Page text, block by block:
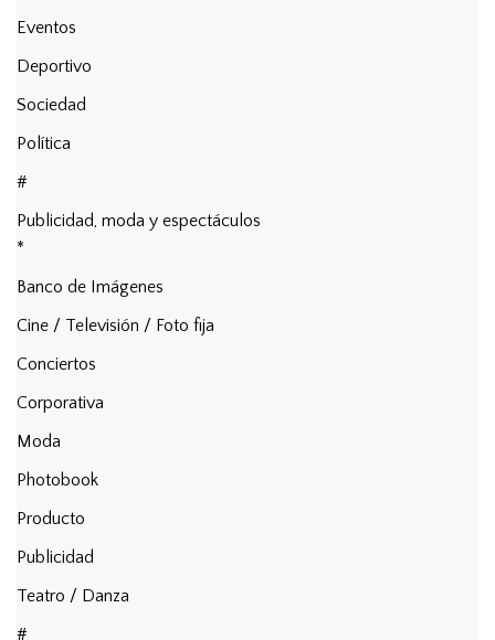
Eventos
Deportivo
Sociedad
Política
#
Publicidad, moda y espectáculos
*
Banco de Imágenes
Cine / Televisión / Foto fija
Conciertos
Corporativa
Moda
Photobook
Producto
Publicidad
Teatro / Danza
#